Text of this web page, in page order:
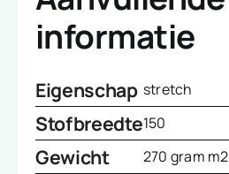
informatie
Eigenschap stretch
Stofbreedte150
Gewicht 270 gram m2